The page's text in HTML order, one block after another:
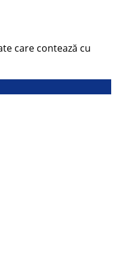
care contează cu